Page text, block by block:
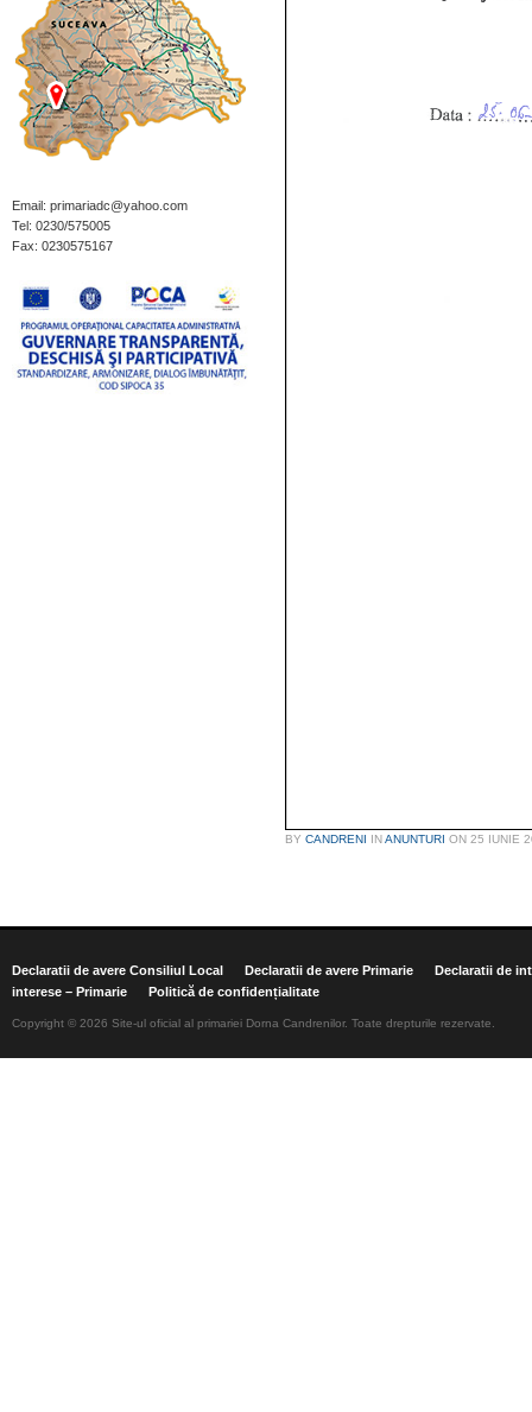
Email: primariadc@yahoo.com
Tel: 0230/575005
Fax: 0230575167
BY CANDRENI INANUNTURI ON 25 IUNIE
Declaratii de avere Consiliul Local Declaratii de avere Primarie
Declaratii de
interese – Primarie
Politică de confidențialitate
Copyright © 2026 Site-ul oficial al primariei Dorna Candrenilor. Toate drepturile rezervate.